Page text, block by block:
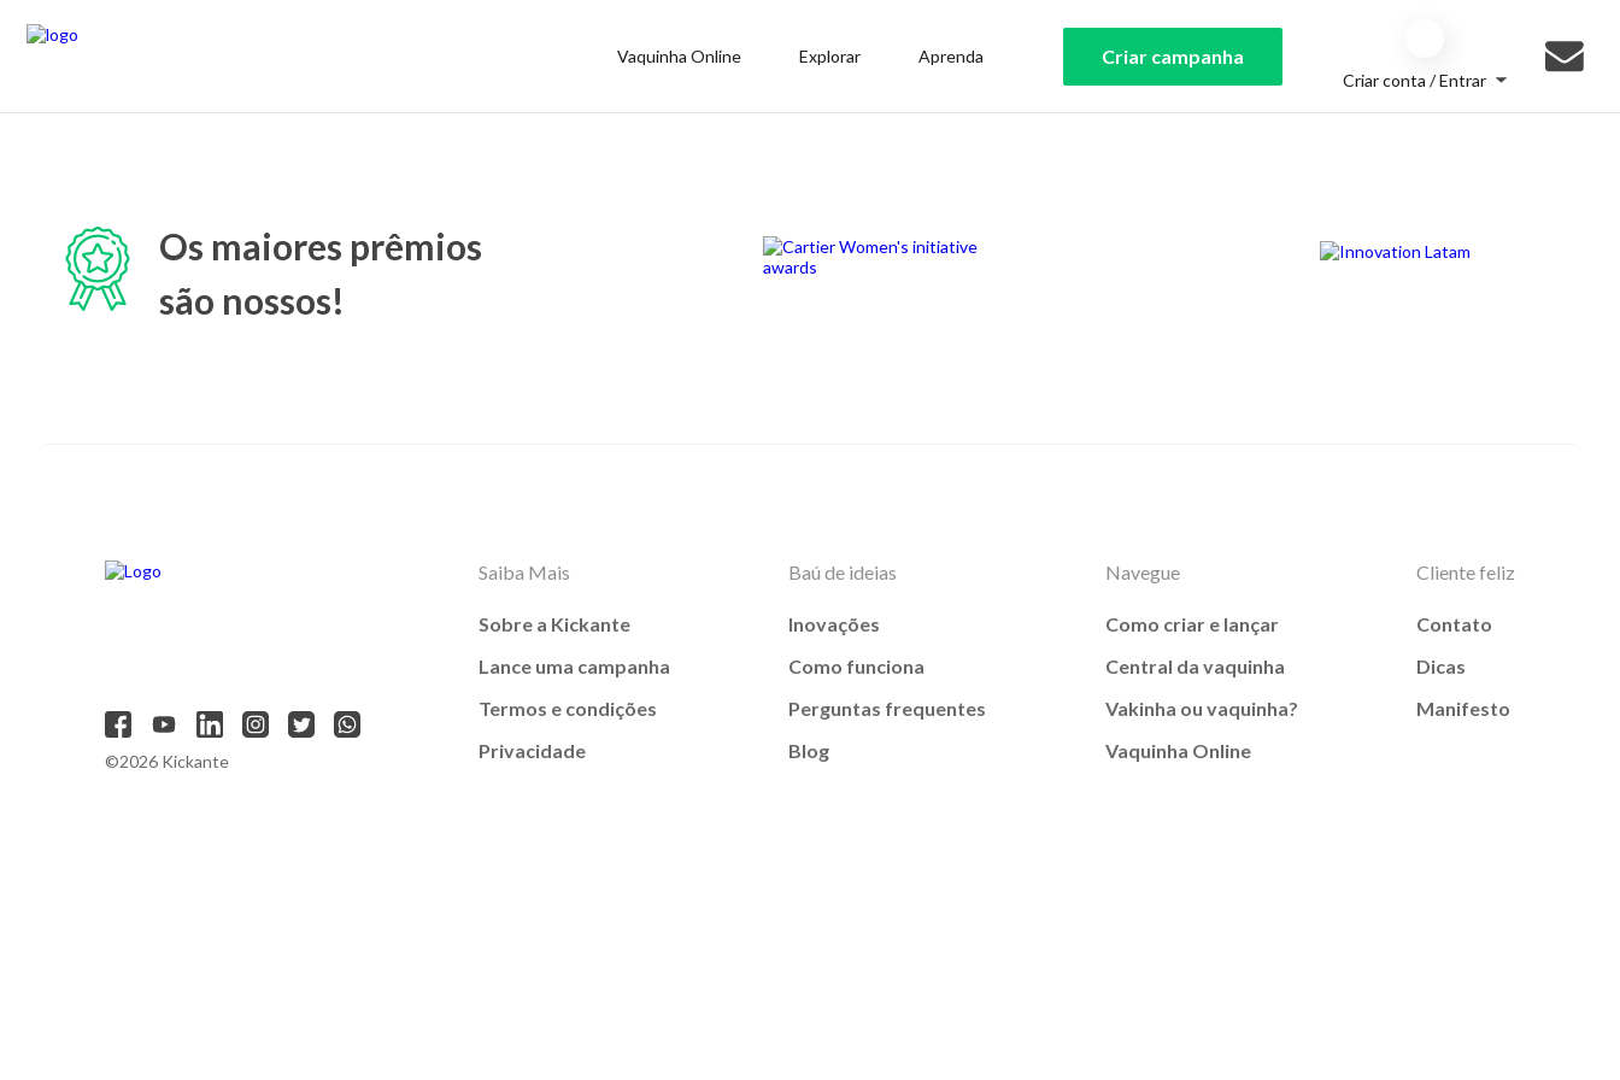
Vaquinha Online Explorar Aprenda Criar campanha
Criar conta / Entrar
Os maiores prêmios
são nossos!
©2026 Kickante
Saiba Mais
Sobre a Kickante
Lance uma campanha
Termos e condições
Privacidade
Baú de ideias
Inovações
Como funciona
Perguntas frequentes
Blog
Navegue
Como criar e lançar
Central da vaquinha
Vakinha ou vaquinha?
Vaquinha Online
Cliente feliz
Contato
Dicas
Manifesto